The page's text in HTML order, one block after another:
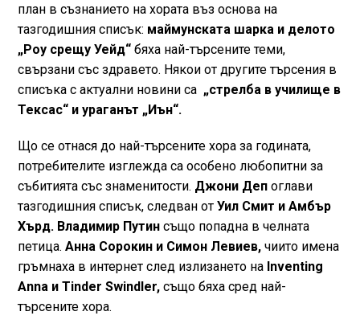
план в съзнанието на хората въз основа на
тазгодишния списък: маймунската шарка и делото
„Роу срещу Уейд“бяха най-търсените теми,
свързани със здравето. Някои от другите търсения в
списъка с актуални новини са „стрелба в училище в
Тексас“ и ураганът „Иън“.
Що се отнася до най-търсените хора за годината,
потребителите изглежда са особено любопитни за
събитията със знаменитости. Джони Депоглави
тазгодишния списък, следван от Уил Смит и Амбър
Хърд. Владимир Путинсъщо попадна в челната
петица. Анна Сорокин и Симон Левиев,чиито имена
гръмнаха в интернет след излизането на Inventing
Anna и Tinder Swindler,също бяха сред най-
търсените хора.